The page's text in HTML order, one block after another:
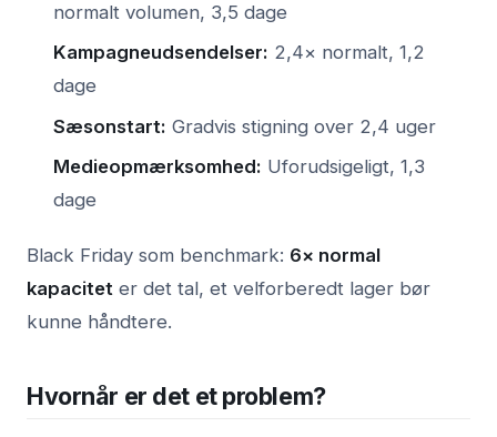
normalt volumen, 3,5 dage
Kampagneudsendelser: 2,4× normalt, 1,2
dage
Sæsonstart: Gradvis stigning over 2,4 uger
Medieopmærksomhed: Uforudsigeligt, 1,3
dage
Black Friday som benchmark: 6× normal
kapacitet er det tal, et velforberedt lager bør
kunne håndtere.
Hvornår er det et problem?